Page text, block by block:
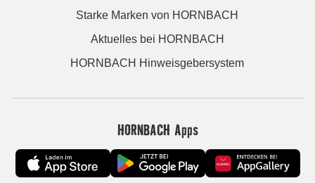
Starke Marken von HORNBACH
Aktuelles bei HORNBACH
HORNBACH Hinweisgebersystem
HORNBACH Apps